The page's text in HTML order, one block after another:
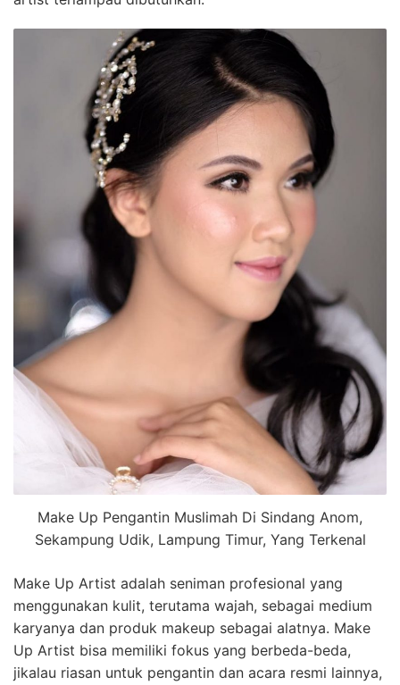
Make Up Pengantin Muslimah Di Sindang Anom,
Sekampung Udik, Lampung Timur, Yang Terkenal
Make Up Artist adalah seniman profesional yang
menggunakan kulit, terutama wajah, sebagai medium
karyanya dan produk makeup sebagai alatnya. Make
Up Artist bisa memiliki fokus yang berbeda-beda,
jikalau riasan untuk pengantin dan acara resmi lainnya,